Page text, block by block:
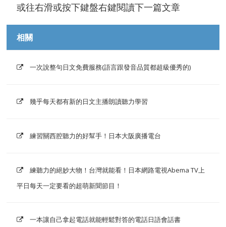
或往右滑或按下鍵盤右鍵閱讀下一篇文章
相關
一次說整句日文免費服務(語言跟發音品質都超級優秀的)
幾乎每天都有新的日文主播朗讀聽力學習
練習關西腔聽力的好幫手！日本大阪廣播電台
練聽力的絕妙大物！台灣就能看！日本網路電視Abema TV上
平日每天一定要看的超萌新聞節目！
一本讓自己拿起電話就能輕鬆對答的電話日語會話書